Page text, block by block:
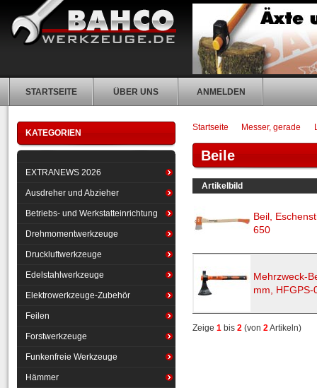
STARTSEITE ÜBER UNS ANMELDEN
Startseite Messer, gerade
Beile
Artikelbild
Beil,
650
Mehrzweck-
mm, HFGPS-
Zeige 1 bis 2 (von 2Artikeln)
KATEGORIEN
EXTRANEWS 2026
Ausdreher und Abzieher
Betriebs- und Werkstatteinrichtung
Drehmomentwerkzeuge
Druckluftwerkzeuge
Edelstahlwerkzeuge
Elektrowerkzeuge-Zubehör
Feilen
Forstwerkzeuge
Funkenfreie Werkzeuge
Hämmer